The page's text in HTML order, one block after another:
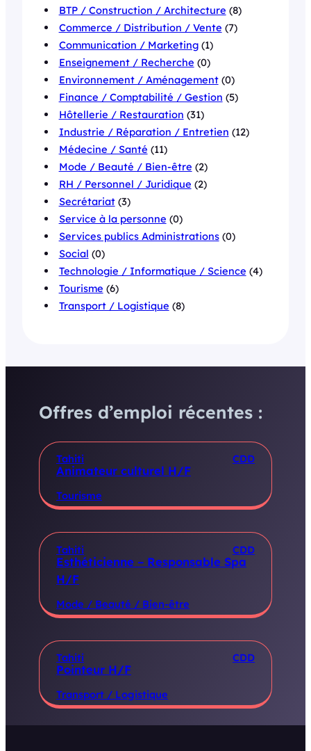
BTP / Construction / Architecture (8)
Commerce / Distribution / Vente (7)
Communication / Marketing(1)
Enseignement / Recherche (0)
Environnement / Aménagement(0)
Finance / Comptabilité / Gestion (5)
Hôtellerie / Restauration (31)
Industrie / Réparation / Entretien (12)
Médecine / Santé (11)
Mode / Beauté / Bien-être (2)
RH / Personnel / Juridique (2)
Secrétariat(3)
Service à la personne (0)
Services publics Administrations(0)
Social (0)
Technologie / Informatique / Science (4)
Tourisme (6)
Transport / Logistique (8)
Offres d’emploi récentes :
Tahiti CDD
Animateur culturel H/F
Tourisme
Tahiti CDD
Esthéticienne – Responsable Spa
H/F
Mode / Beauté / Bien-être
Tahiti CDD
Pointeur H/F
Transport / Logistique